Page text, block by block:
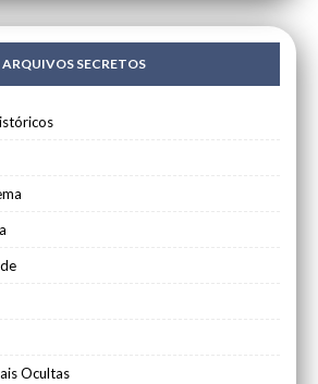
ARQUIVOS SECRETOS
Ocultas